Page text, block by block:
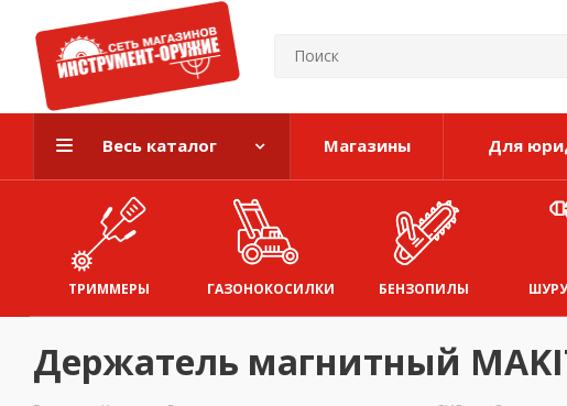
Весь каталог Магазины Для
ТРИММЕРЫ ГАЗОНОКОСИЛКИ БЕНЗОПИЛЫ
Держатель магнитный